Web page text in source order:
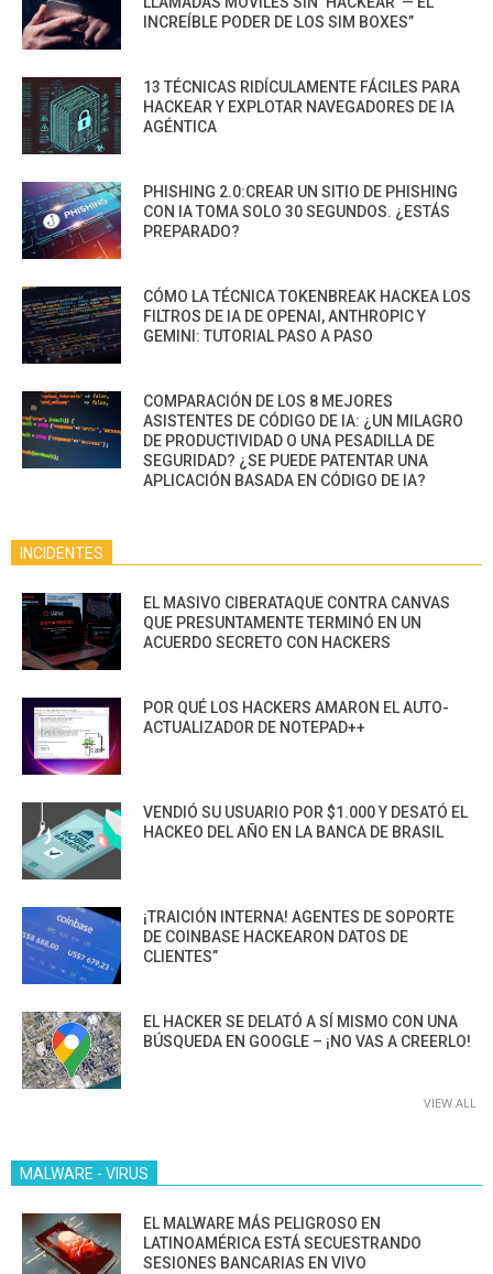
INCREÍBLE PODER DE LOS SIM BOXES”
13 TÉCNICAS RIDÍCULAMENTE FÁCILES PARA
HACKEAR Y EXPLOTAR NAVEGADORES DE IA
AGÉNTICA
PHISHING 2.0:CREAR UN SITIO DE PHISHING
CON IA TOMA SOLO 30 SEGUNDOS. ¿ESTÁS
PREPARADO?
CÓMO LA TÉCNICA TOKENBREAK HACKEA LOS
FILTROS DE IA DE OPENAI, ANTHROPIC Y
GEMINI: TUTORIAL PASO A PASO
COMPARACIÓN DE LOS 8 MEJORES
ASISTENTES DE CÓDIGO DE IA: ¿UN MILAGRO
DE PRODUCTIVIDAD O UNA PESADILLA DE
SEGURIDAD? ¿SE PUEDE PATENTAR UNA
APLICACIÓN BASADA EN CÓDIGO DE IA?
INCIDENTES
EL MASIVO CIBERATAQUE CONTRA CANVAS
QUE PRESUNTAMENTE TERMINÓ EN UN
ACUERDO SECRETO CON HACKERS
POR QUÉ LOS HACKERS AMARON EL AUTO-
ACTUALIZADOR DE NOTEPAD++
VENDIÓ SU USUARIO POR $1.000 Y DESATÓ EL
HACKEO DEL AÑO EN LA BANCA DE BRASIL
¡TRAICIÓN INTERNA! AGENTES DE SOPORTE
DE COINBASE HACKEARON DATOS DE
CLIENTES”
EL HACKER SE DELATÓ A SÍ MISMO CON UNA
BÚSQUEDA EN GOOGLE – ¡NO VAS A CREERLO!
VIEW ALL
MALWARE - VIRUS
EL MALWARE MÁS PELIGROSO EN
LATINOAMÉRICA ESTÁ SECUESTRANDO
SESIONES BANCARIAS EN VIVO